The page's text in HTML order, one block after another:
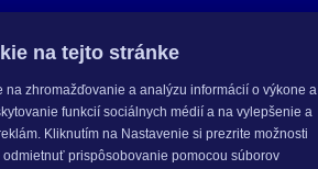
na tejto stránke
na zhromažďovanie a analýzu informácií o výkone a
funkcií sociálnych médií a na vylepšenie a
Kliknutím na Nastavenie si prezrite možnosti
prispôsobovanie pomocou súborov